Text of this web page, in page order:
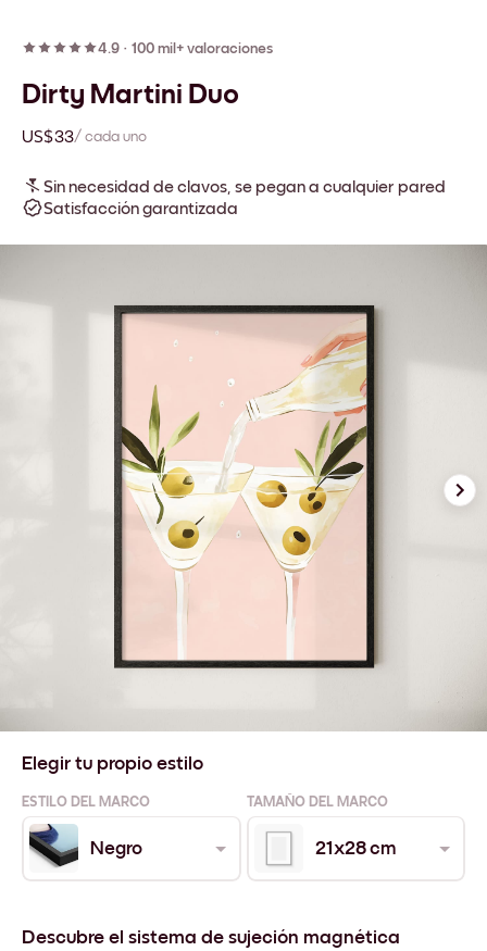
4.9 · 100 mil+ valoraciones
Dirty Martini Duo
US$33/ cada uno
Sin necesidad de clavos, se pegan a cualquier pared
Satisfacción garantizada
Elegir tu propio estilo
ESTILO DEL MARCO TAMAÑO DEL MARCO
Negro 21x28 cm
Descubre el sistema de sujeción magnética